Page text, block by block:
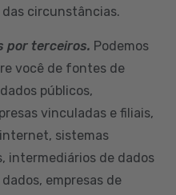
circunstâncias.
por terceiros. Podemos
você de fontes de
públicos,
vinculadas e filiais,
sistemas
intermediários de dados
empresas de